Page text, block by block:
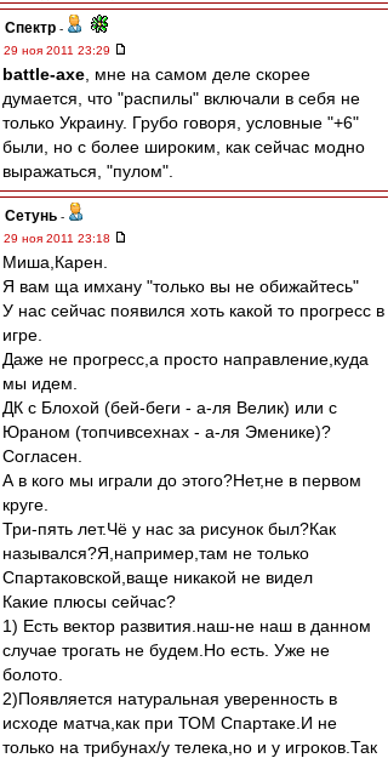
Спектр -
29 ноя 2011 23:29
battle-axe , мне на самом деле скорее
думается, что "распилы" включали в себя не
только Украину. Грубо говоря, условные "+6"
были, но с более широким, как сейчас модно
выражаться, "пулом".
Сетунь -
29 ноя 2011 23:18
Миша,Карен.
Я вам ща имхану "только вы не обижайтесь"
У нас сейчас появился хоть какой то прогресс в
игре.
Даже не прогресс,а просто направление,куда
мы идем.
ДК с Блохой (бей-беги - а-ля Велик) или с
Юраном (топчивсехнах - а-ля Эменике)?
Согласен.
А в кого мы играли до этого?Нет,не в первом
круге.
Три-пять лет.Чё у нас за рисунок был?Как
назывался?Я,например,там не только
Спартаковской,ваще никакой не видел
Какие плюсы сейчас?
1) Есть вектор развития.наш-не наш в данном
случае трогать не будем.Но есть. Уже не
болото.
2)Появляется натуральная уверенность в
исходе матча,как при ТОМ Спартаке.И не
только на трибунах/у телека,но и у игроков.Так